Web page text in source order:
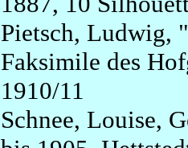
Pietsch, Ludwig,
Faksimile des
1910/11
Schnee, Louise,